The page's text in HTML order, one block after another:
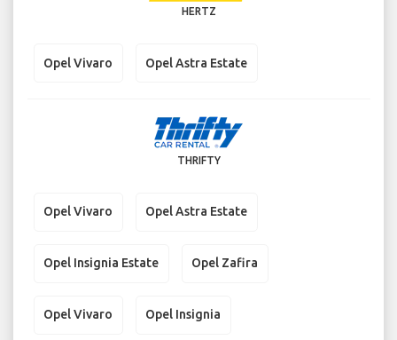
HERTZ
Opel Vivaro Opel Astra Estate
THRIFTY
Opel Vivaro Opel Astra Estate
Opel Insignia Estate Opel Zafira
Opel Vivaro Opel Insignia